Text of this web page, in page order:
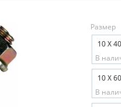
Размер
10 Х 40
В
10 Х 60
В